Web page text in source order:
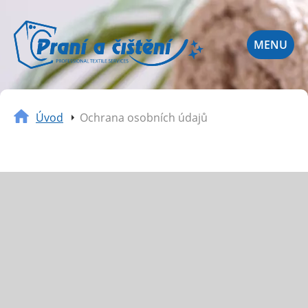
MENU
Úvod Ochrana osobních údajů